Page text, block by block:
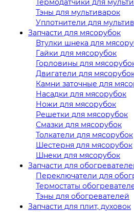
Тэны для мультиварок
Уплотнители для
Запчасти для мясорубок
Втулки шнека для
Гайки для мясорубок
Горловины для
Двигатели для
Камни заточные для
Насадки для мясорубок
Ножи для мясорубок
Решетки для мясорубок
Смазки для мясорубок
Толкатели для мясорубок
Шестерня для мясорубок
Шнеки для мясорубок
Запчасти для
Переключатели для
Термостаты
Тэны для обогревателей
Запчасти для плит, духовок